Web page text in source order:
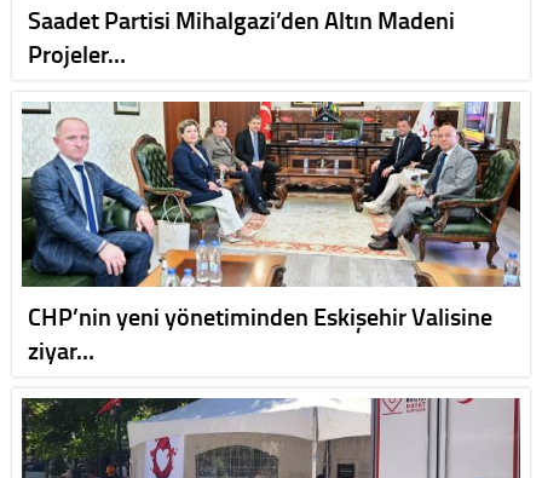
Saadet Partisi Mihalgazi’den Altın Madeni
Projeler…
CHP’nin yeni yönetiminden Eskişehir Valisine
ziyar…